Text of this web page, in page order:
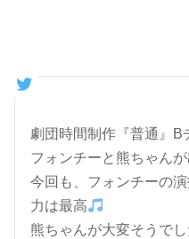
劇団時間制作『普通』B
フォンチーと熊ちゃん
今回も、フォンチーの
力は最高
熊ちゃんが大変そうで